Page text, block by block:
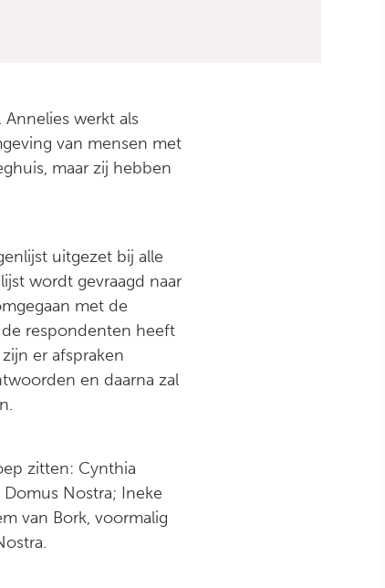
werkt als
van mensen met
maar zij hebben
uitgezet bij alle
wordt gevraagd naar
met de
respondenten heeft
er afspraken
en daarna zal
zitten: Cynthia
Nostra; Ineke
van Bork, voormalig